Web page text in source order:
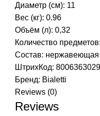
Диаметр (см): 11
Вес (кг): 0.96
Объём (л): 0,32
Количество
Состав: нержавеющая
ШтрихКод:
Бренд: Bialetti
Reviews (0)
Reviews